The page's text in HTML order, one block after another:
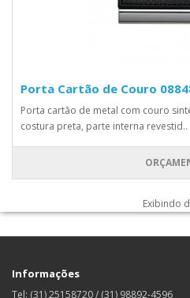
Porta Cartão de Couro
Porta cartão de metal com couro
costura preta, parte interna revestid..
Exibindo
Informações
Tel: (31) 25158720 / (31) 98892-4596